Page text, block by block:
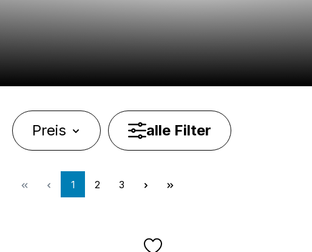
Preis alle Filter
Seite
1 Seite
2 Seite
3